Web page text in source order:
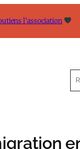
l’association